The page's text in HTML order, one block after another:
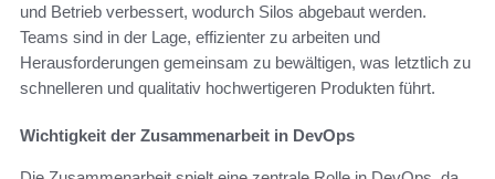
und Betrieb verbessert, wodurch Silos abgebaut werden.
Teams sind in der Lage, effizienter zu arbeiten und
Herausforderungen gemeinsam zu bewältigen, was letztlich zu
schnelleren und qualitativ hochwertigeren Produkten führt.
Wichtigkeit der Zusammenarbeit in DevOps